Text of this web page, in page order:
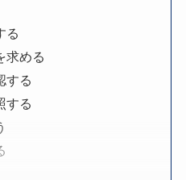
る
求める
する
する